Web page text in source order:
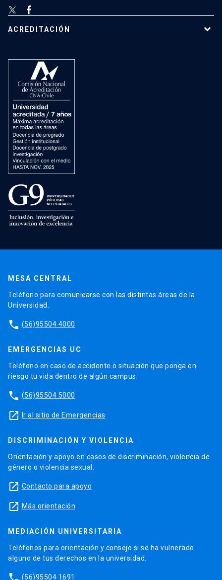
ACREDITACIÓN
MESA CENTRAL
Teléfono para comunicarse con las distintas áreas de la
Universidad.
phone (56)95504 4000
EMERGENCIAS UC
Teléfono en caso de accidente o situación que ponga en
riesgo tu vida dentro de algún campus.
phone (56)95504 5000
launch Ir al sitio de Emergencias
DISCRIMINACIÓN Y VIOLENCIA
Orientación y apoyo en casos de discriminación, violencia de
género o violencia sexual.
launch Contacto para apoyo
launch Más orientación
MEDIACIÓN UNIVERSITARIA
Teléfonos para orientación y consejo si se ha vulnerado
alguno de tus derechos en la universidad.
(56)95504 1691